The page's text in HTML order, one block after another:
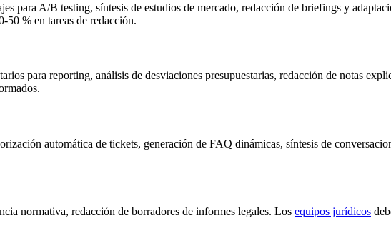
para A/B testing, síntesis de estudios de mercado, redacción de briefings y
50 % en tareas de redacción.
para reporting, análisis de desviaciones presupuestarias, redacción de notas
automática de tickets, generación de FAQ dinámicas, síntesis de
normativa, redacción de borradores de informes legales. Los equipos jurídicos